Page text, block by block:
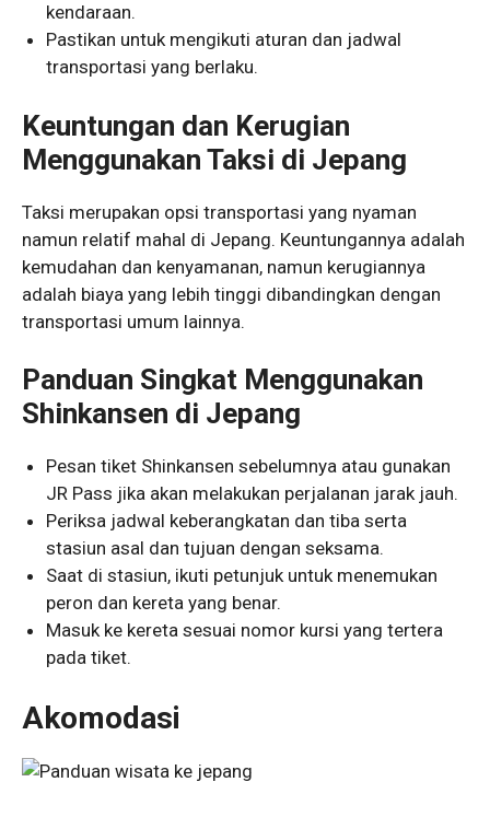
kendaraan.
Pastikan untuk mengikuti aturan dan jadwal
transportasi yang berlaku.
Keuntungan dan Kerugian
Menggunakan Taksi di Jepang
Taksi merupakan opsi transportasi yang nyaman
namun relatif mahal di Jepang. Keuntungannya adalah
kemudahan dan kenyamanan, namun kerugiannya
adalah biaya yang lebih tinggi dibandingkan dengan
transportasi umum lainnya.
Panduan Singkat Menggunakan
Shinkansen di Jepang
Pesan tiket Shinkansen sebelumnya atau gunakan
JR Pass jika akan melakukan perjalanan jarak jauh.
Periksa jadwal keberangkatan dan tiba serta
stasiun asal dan tujuan dengan seksama.
Saat di stasiun, ikuti petunjuk untuk menemukan
peron dan kereta yang benar.
Masuk ke kereta sesuai nomor kursi yang tertera
pada tiket.
Akomodasi